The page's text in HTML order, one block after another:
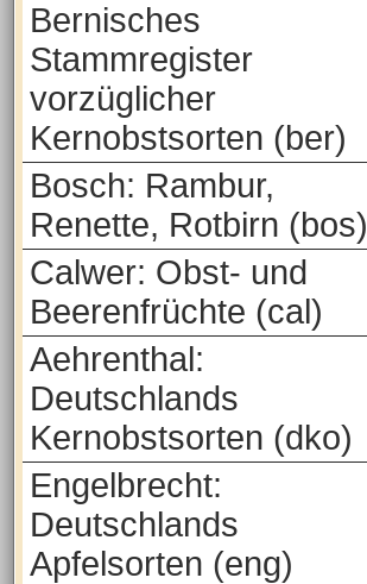
Bernisches
Stammregister
vorzüglicher
Kernobstsorten (ber)
Bosch: Rambur,
Renette, Rotbirn (bos)
Calwer: Obst- und
Beerenfrüchte (cal)
Aehrenthal:
Deutschlands
Kernobstsorten (dko)
Engelbrecht:
Deutschlands
Apfelsorten (eng)